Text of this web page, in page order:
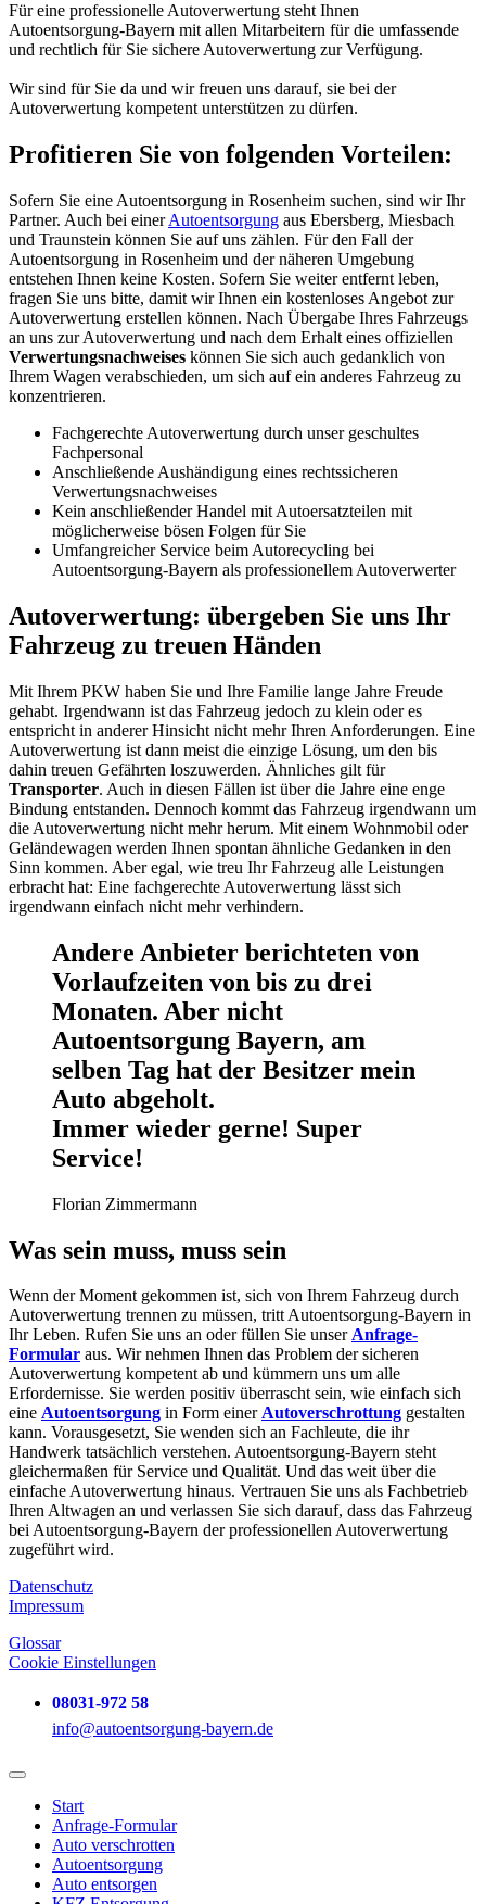
Für eine professionelle Autoverwertung steht Ihnen
Autoentsorgung-Bayern mit allen Mitarbeitern für die umfassende
und rechtlich für Sie sichere Autoverwertung zur Verfügung.
Wir sind für Sie da und wir freuen uns darauf, sie bei der
Autoverwertung kompetent unterstützen zu dürfen.
Profitieren Sie von folgenden Vorteilen:
Sofern Sie eine Autoentsorgung in Rosenheim suchen, sind wir Ihr
Partner. Auch bei einerAutoentsorgung aus Ebersberg, Miesbach
und Traunstein können Sie auf uns zählen. Für den Fall der
Autoentsorgung in Rosenheim und der näheren Umgebung
entstehen Ihnen keine Kosten. Sofern Sie weiter entfernt leben,
fragen Sie uns bitte, damit wir Ihnen ein kostenloses Angebot zur
Autoverwertung erstellen können. Nach Übergabe Ihres Fahrzeugs
an uns zur Autoverwertung und nach dem Erhalt eines offiziellen
Verwertungsnachweises können Sie sich auch gedanklich von
Ihrem Wagen verabschieden, um sich auf ein anderes Fahrzeug zu
konzentrieren.
Fachgerechte Autoverwertung durch unser geschultes
Fachpersonal
Anschließende Aushändigung eines rechtssicheren
Verwertungsnachweises
Kein anschließender Handel mit Autoersatzteilen mit
möglicherweise bösen Folgen für Sie
Umfangreicher Service beim Autorecycling bei
Autoentsorgung-Bayern als professionellem Autoverwerter
Autoverwertung: übergeben Sie uns Ihr
Fahrzeug zu treuen Händen
Mit Ihrem PKW haben Sie und Ihre Familie lange Jahre Freude
gehabt. Irgendwann ist das Fahrzeug jedoch zu klein oder es
entspricht in anderer Hinsicht nicht mehr Ihren Anforderungen. Eine
Autoverwertung ist dann meist die einzige Lösung, um den bis
dahin treuen Gefährten loszuwerden. Ähnliches gilt für
Transporter. Auch in diesen Fällen ist über die Jahre eine enge
Bindung entstanden. Dennoch kommt das Fahrzeug irgendwann um
die Autoverwertung nicht mehr herum. Mit einem Wohnmobil oder
Geländewagen werden Ihnen spontan ähnliche Gedanken in den
Sinn kommen. Aber egal, wie treu Ihr Fahrzeug alle Leistungen
erbracht hat: Eine fachgerechte Autoverwertung lässt sich
irgendwann einfach nicht mehr verhindern.
Andere Anbieter berichteten von
Vorlaufzeiten von bis zu drei
Monaten. Aber nicht
Autoentsorgung Bayern, am
selben Tag hat der Besitzer mein
Auto abgeholt.
Immer wieder gerne! Super
Service!
Florian Zimmermann
Was sein muss, muss sein
Wenn der Moment gekommen ist, sich von Ihrem Fahrzeug durch
Autoverwertung trennen zu müssen, tritt Autoentsorgung-Bayern in
Ihr Leben. Rufen Sie uns an oder füllen Sie unserAnfrage-
Formular aus. Wir nehmen Ihnen das Problem der sicheren
Autoverwertung kompetent ab und kümmern uns um alle
Erfordernisse. Sie werden positiv überrascht sein, wie einfach sich
eine Autoentsorgung in Form einerAutoverschrottung gestalten
kann. Vorausgesetzt, Sie wenden sich an Fachleute, die ihr
Handwerk tatsächlich verstehen. Autoentsorgung-Bayern steht
gleichermaßen für Service und Qualität. Und das weit über die
einfache Autoverwertung hinaus. Vertrauen Sie uns als Fachbetrieb
Ihren Altwagen an und verlassen Sie sich darauf, dass das Fahrzeug
bei Autoentsorgung-Bayern der professionellen Autoverwertung
zugeführt wird.
Datenschutz
Impressum
Glossar
Cookie Einstellungen
08031-972 58
info@autoentsorgung-bayern.de
Start
Anfrage-Formular
Auto verschrotten
Auto­entsorgung
Auto entsorgen